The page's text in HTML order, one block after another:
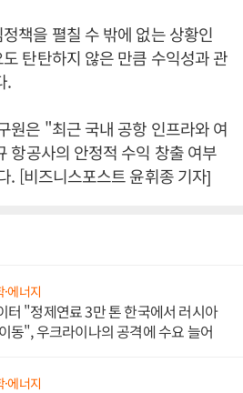
책을 펼칠 수 밖에 없는 상황인
탄탄하지 않은 만큼 수익성과 관
.
원은 "최근 국내 공항 인프라와 여
항공사의 안정적 수익 창출 여부
. [비즈니스포스트 윤휘종 기자]
에너지
터 "정제연료 3만 톤 한국에서 러시아
동", 우크라이나의 공격에 수요 늘어
에너지